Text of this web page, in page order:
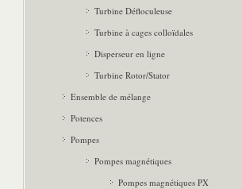
Turbine Défloculeuse
Turbine à cages colloïdales
Disperseur en ligne
Turbine Rotor/Stator
Ensemble de mélange
Potences
Pompes
Pompes magnétiques
Pompes magnétiques PX